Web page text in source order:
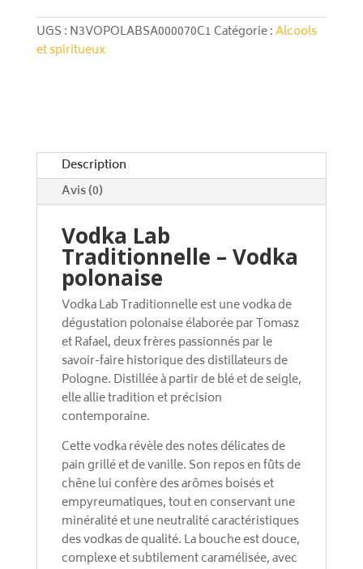
UGS : N3VOPOLABSA000070C1Catégorie :Alcools
et spiritueux
Description
Avis (0)
Vodka Lab
Traditionnelle – Vodka
polonaise
Vodka Lab Traditionnelle est une vodka de
dégustation polonaise élaborée par Tomasz
et Rafael, deux frères passionnés par le
savoir-faire historique des distillateurs de
Pologne. Distillée à partir de blé et de seigle,
elle allie tradition et précision
contemporaine.
Cette vodka révèle des notes délicates de
pain grillé et de vanille. Son repos en fûts de
chêne lui confère des arômes boisés et
empyreumatiques, tout en conservant une
minéralité et une neutralité caractéristiques
des vodkas de qualité. La bouche est douce,
complexe et subtilement caramélisée, avec